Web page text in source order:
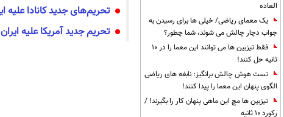
العاده
یک معمای ریاضی/ خیلی ها برای رسیدن به
جواب دچار چالش می شوند، شما چطور؟
فقط تیزبین ها می توانند این معما را در 10
ثانیه حل کنند!
تست هوش چالش برانگیز: نابغه های ریاضی
الگوی پنهان این معما را پیدا کنند!
تیزبین ها مچ این ماهی پنهان کار را بگیرند! /
رکورد 10 ثانیه
تحریم‌های جدید کانادا علیه
تحریم‌ جدید آمریکا علیه ایران